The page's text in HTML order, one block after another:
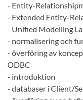
- Entity-
- Extended Entity-
- Unified Modelling
- normalisering och
- överföring av
ODBC
- introduktion
- databaser i Client/